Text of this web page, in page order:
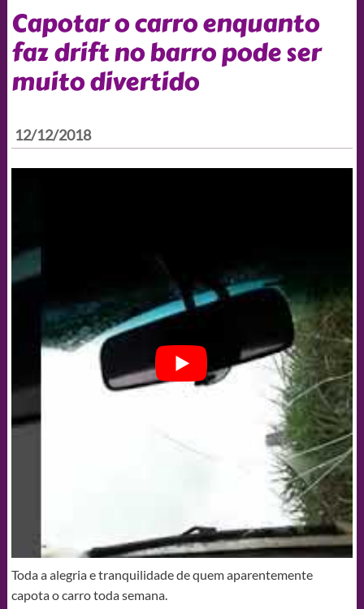
Capotar o carro enquanto
faz drift no barro pode ser
muito divertido
12/12/2018
Toda a alegria e tranquilidade de quem aparentemente
capota o carro toda semana.